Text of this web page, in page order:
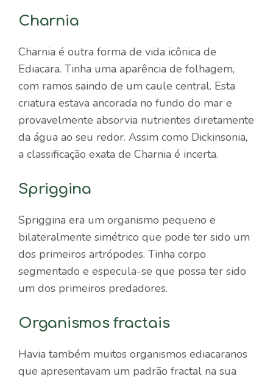
Charnia
Charnia é outra forma de vida icônica de
Ediacara. Tinha uma aparência de folhagem,
com ramos saindo de um caule central. Esta
criatura estava ancorada no fundo do mar e
provavelmente absorvia nutrientes diretamente
da água ao seu redor. Assim como Dickinsonia,
a classificação exata de Charnia é incerta.
Spriggina
Spriggina era um organismo pequeno e
bilateralmente simétrico que pode ter sido um
dos primeiros artrópodes. Tinha corpo
segmentado e especula-se que possa ter sido
um dos primeiros predadores.
Organismos fractais
Havia também muitos organismos ediacaranos
que apresentavam um padrão fractal na sua